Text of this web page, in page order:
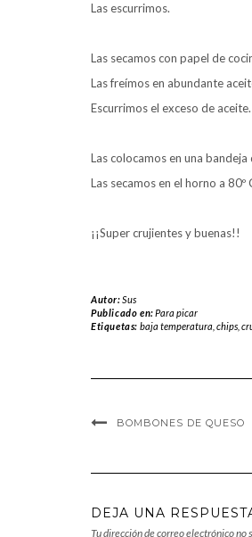
Las escurrimos.
Las secamos con papel de
Las freímos en abundante
Escurrimos el exceso de aceite.
Las colocamos en una
Las secamos en el horno a
¡¡Super crujientes y buenas!!
Autor:Sus
Publicado en:Para picar
Etiquetas: baja temperatura chips,
BOMBONES DE QUESO
DEJA UNA
Tu dirección de correo electrónico no